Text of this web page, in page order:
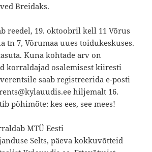
Breidaks.
reedel, 19. oktoobril kell 11 Võrus
tn 7, Võrumaa uues toidukeskuses.
Kuna kohtade arv on
korraldajad osalemisest kiiresti
saab registreerida e-posti
hiljemalt 16.
põhimõte: kes ees, see mees!
MTÜ Eesti
Selts, päeva kokkuvõtteid